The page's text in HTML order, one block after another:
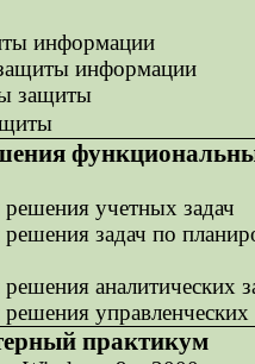
информации
информации
защиты
учетных задач
задач по
аналитических
управленческих
практикум